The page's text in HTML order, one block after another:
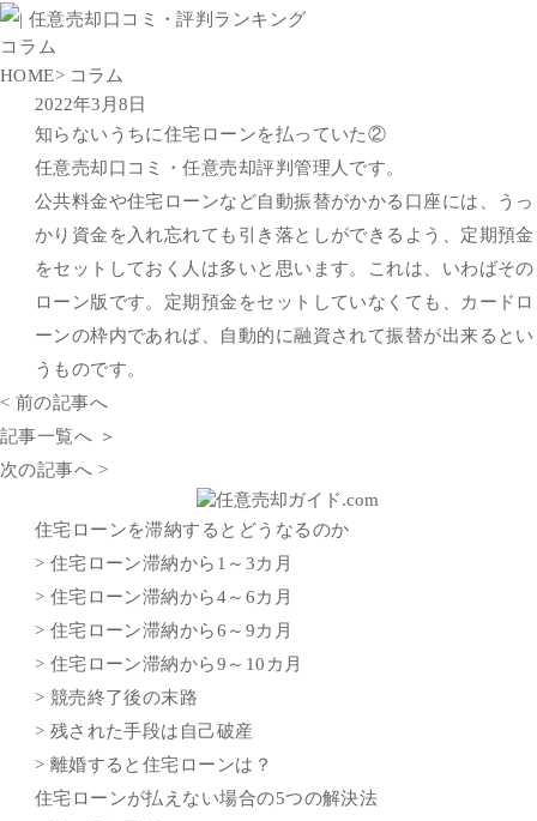
コラム
HOME> コラム
2022年3月8日
知らないうちに住宅ローンを払っていた②
任意売却口コミ・任意売却評判管理人です。
公共料金や住宅ローンなど自動振替がかかる口座には、うっ
かり資金を入れ忘れても引き落としができるよう、定期預金
をセットしておく人は多いと思います。これは、いわばその
ローン版です。定期預金をセットしていなくても、カードロ
ーンの枠内であれば、自動的に融資されて振替が出来るとい
うものです。
< 前の記事へ
記事一覧へ ＞
次の記事へ >
住宅ローンを滞納するとどうなるのか
> 住宅ローン滞納から1～3カ月
> 住宅ローン滞納から4～6カ月
> 住宅ローン滞納から6～9カ月
> 住宅ローン滞納から9～10カ月
> 競売終了後の末路
> 残された手段は自己破産
> 離婚すると住宅ローンは？
住宅ローンが払えない場合の5つの解決法